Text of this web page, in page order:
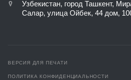
Узбекистан, город Ташкент,
Салар, улица Ойбек, 44 дом,
ВЕРСИЯ ДЛЯ ПЕЧАТИ
ПОЛИТИКА КОНФИДЕНЦИАЛЬНОСТИ